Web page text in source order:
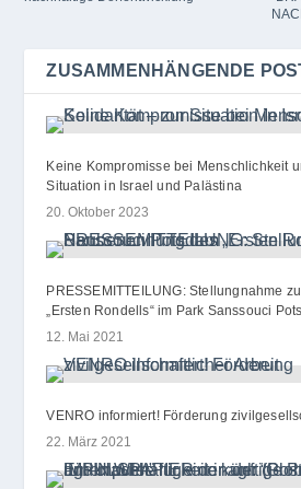
ZUSAMMENHÄNGENDE
Keine Kompromisse bei Menschlichkeit
Situation in Israel und Palästina
20. Oktober 2023
PRESSEMITTEILUNG: Stellungnahme
„Ersten Rondells“ im Park Sanssouci
12. Mai 2021
VENRO informiert! Förderung
22. März 2021